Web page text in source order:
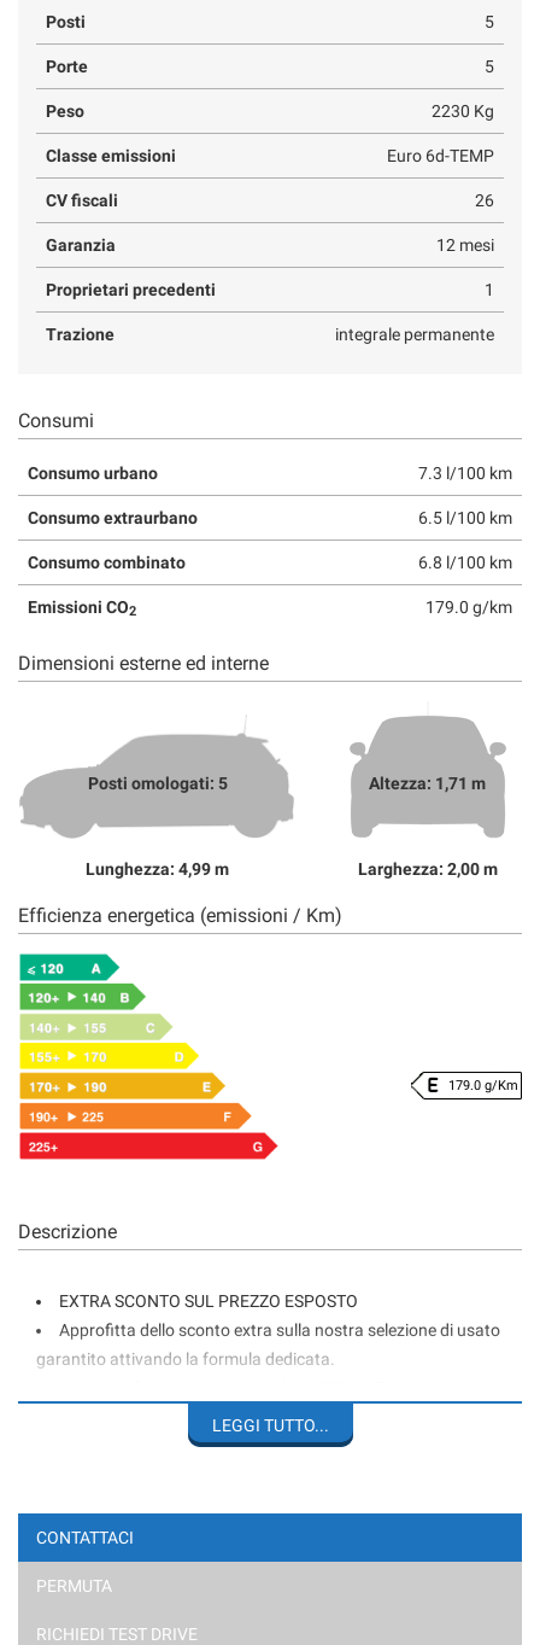
Posti 5
Porte 5
Peso 2230 Kg
Classe emissioni Euro 6d-TEMP
CV fiscali 26
Garanzia 12 mesi
Proprietari precedenti 1
Trazione integrale permanente
Consumi
Consumo urbano 7.3 l/100 km
Consumo extraurbano 6.5 l/100 km
Consumo combinato 6.8 l/100 km
Emissioni CO2 179.0 g/km
Dimensioni esterne ed interne
Posti omologati: 5
Lunghezza: 4,99 m
Altezza: 1,71 m
Larghezza: 2,00 m
Efficienza energetica (emissioni / Km)
179.0 g/Km
Descrizione
EXTRA SCONTO SUL PREZZO ESPOSTO
Approfitta dello sconto extra sulla nostra selezione di usato
garantito attivando la formula dedicata.
IMPORTANTE: I PREZZI SONO FISSI E NON TRATTABILI;
PREZZO – TRATTABILE - PER COMM.- PER EXPORT ECC.
LEGGI TUTTO...
CONTATTACI
PERMUTA
RICHIEDI TEST DRIVE